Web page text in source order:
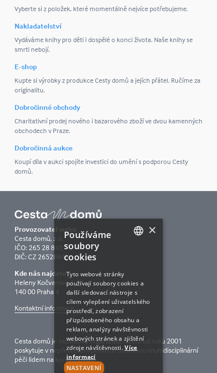
Vyberte si z položek, které momentálně nejvíce potřebujeme.
Nakladatelství
Vydáváme knihy pro děti i dospělé o konci života. Naše knihy se
smrti nebojí.
E-shop
Kupte si výrobky z produkce Cesty domů a jejích přátel. Ručíme za
originalitu.
Dobročinné obchody
Charitativní prodej nového i bazarového zboží ve dvou kamenných
obchodech v Praze.
Dobročinná aukce
Koupí díla v aukci spojíte investici do umění s podporou Cesty
domů.
Provozovatel webu
Cesta domů, z.ú.
IČO: 265 28 843
DIČ: CZ 26528843
Kde nás najdete
Heleny Kočvarové 1
140 00 Praha 4
Kontaktní informace
Cesta domů je nezisková organizace, která od roku 2001
poskytuje v nepřetržitém provozu odbornou multidisciplinární
péči lidem na konci života.
×
Používáme
soubory
cookies
Tyto webové stránky
používají soubory cookies a
další sledovací nástroje s
cílem vylepšení uživatelského
prostředí, zobrazení
přizpůsobeného obsahu a
reklam, analýzy návštěvnosti
webových stránek a zjištění
zdroje návštěvnosti.Více
informací
NASTAVENÍ